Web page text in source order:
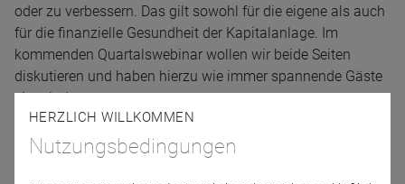
oder zu verbessern. Das gilt sowohl für die eigene als auch
für die finanzielle Gesundheit der Kapitalanlage. Im
kommenden Quartalswebinar wollen wir beide Seiten
diskutieren und haben hierzu wie immer spannende Gäste
eingeladen.
Peter Schlickenrieder, ehemaliger
Silbermedaillengewinner und heutiger Bundestrainer der
HERZLICH WILLKOMMEN
Nutzungsbedingungen